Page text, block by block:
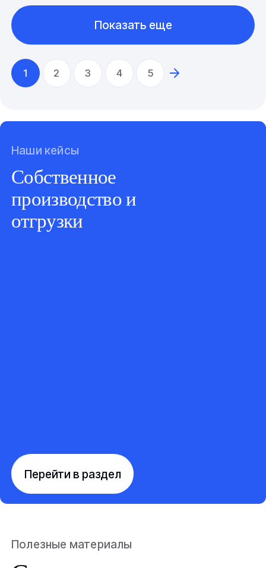
1 2 3 4 5
Показать еще
Наши кейсы
Собственное
производство и
отгрузки
Перейти в раздел
Полезные материалы